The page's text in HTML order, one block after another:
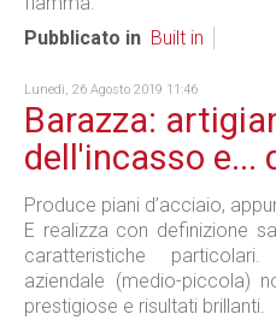
Pubblicato in Built in
Lunedì, 26 Agosto 2019 11:46
Barazza:
dell'incasso e...
Produce piani d’acciaio,
E realizza con definizione
caratteristiche
aziendale (medio-piccola)
prestigiose e risultati brillanti.